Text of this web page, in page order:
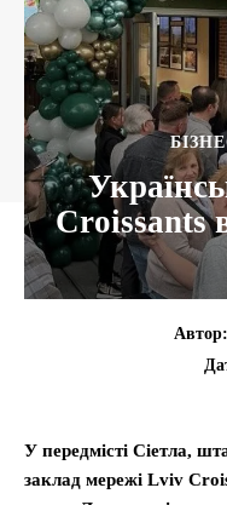
Croissants
Автор:
У передмісті Сіетла,
заклад мережі Lviv